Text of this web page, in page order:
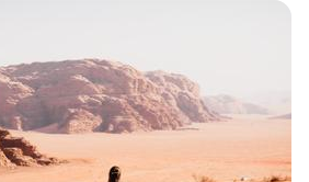
предметы интерьера